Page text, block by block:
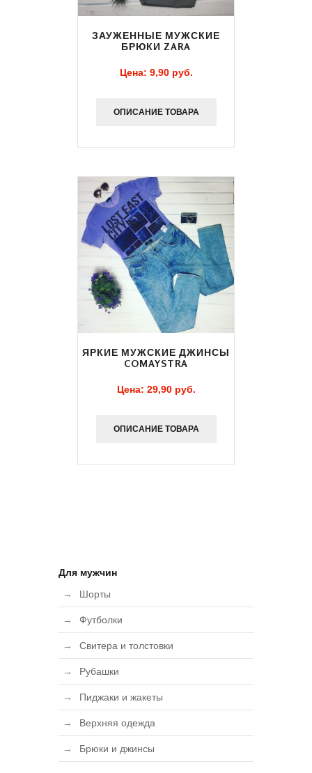
ЗАУЖЕННЫЕ МУЖСКИЕ
БРЮКИ ZARA
Цена: 9,90 pуб.
ОПИСАНИЕ ТОВАРА
ЯРКИЕ МУЖСКИЕ ДЖИНСЫ
COMAYSTRA
Цена: 29,90 pуб.
ОПИСАНИЕ ТОВАРА
Для мужчин
Шорты
Футболки
Свитера и толстовки
Рубашки
Пиджаки и жакеты
Верхняя одежда
Брюки и джинсы